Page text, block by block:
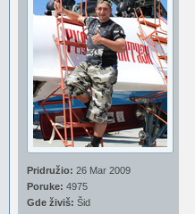
Pridružio: 26 Mar 2009
Poruke: 4975
Gde živiš: Šid